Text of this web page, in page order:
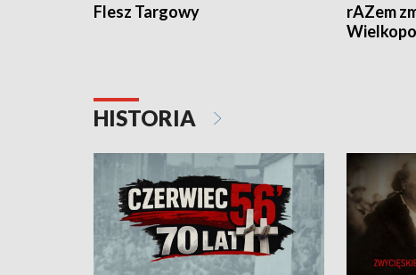
Flesz Targowy
rAZem
HISTORIA